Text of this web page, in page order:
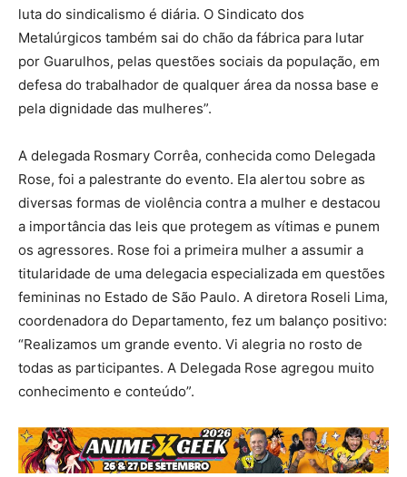
luta do sindicalismo é diária. O Sindicato dos
Metalúrgicos também sai do chão da fábrica para lutar
por Guarulhos, pelas questões sociais da população, em
defesa do trabalhador de qualquer área da nossa base e
pela dignidade das mulheres”.
A delegada Rosmary Corrêa, conhecida como Delegada
Rose, foi a palestrante do evento. Ela alertou sobre as
diversas formas de violência contra a mulher e destacou
a importância das leis que protegem as vítimas e punem
os agressores. Rose foi a primeira mulher a assumir a
titularidade de uma delegacia especializada em questões
femininas no Estado de São Paulo. A diretora Roseli Lima,
coordenadora do Departamento, fez um balanço positivo:
“Realizamos um grande evento. Vi alegria no rosto de
todas as participantes. A Delegada Rose agregou muito
conhecimento e conteúdo”.